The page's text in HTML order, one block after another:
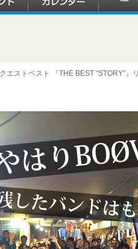
ストベスト 『THE BEST “STORY”